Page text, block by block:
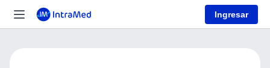
Ingresar